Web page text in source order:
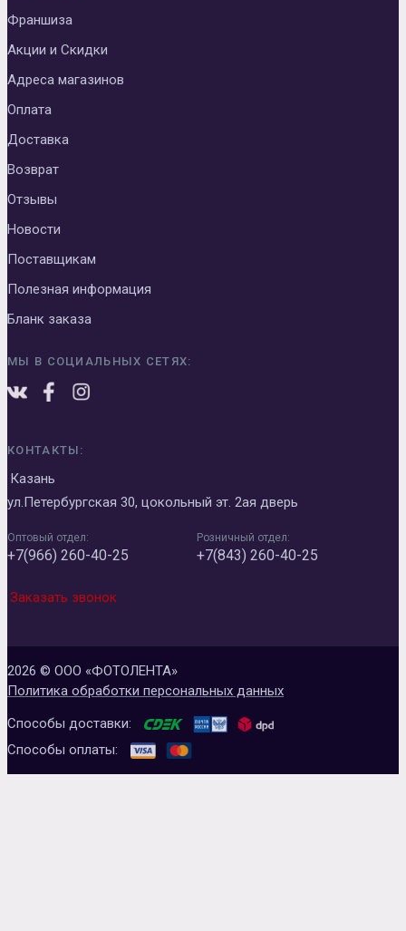
Франшиза
Акции и Скидки
Адреса магазинов
Оплата
Доставка
Возврат
Отзывы
Новости
Поставщикам
Полезная информация
Бланк заказа
МЫ В СОЦИАЛЬНЫХ СЕТЯХ:
КОНТАКТЫ:
Казань
ул.Петербургская 30, цокольный эт. 2ая дверь
Оптовый отдел:
+7(966) 260-40-25
Розничный отдел:
+7(843) 260-40-25
Заказать звонок
2026 © ООО «ФОТОЛЕНТА»
Политика обработки персональных данных
Способы доставки:
Способы оплаты: